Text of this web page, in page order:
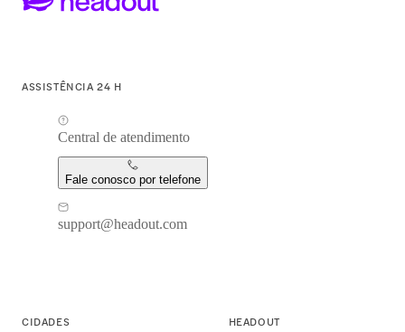
ASSISTÊNCIA 24 H
Central de atendimento
Fale conosco por telefone
support@headout.com
CIDADES HEADOUT